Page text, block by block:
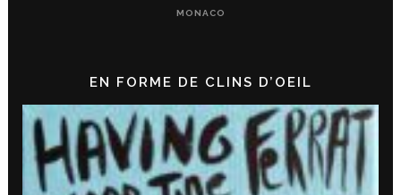
MONACO
EN FORME DE CLINS D’OEIL